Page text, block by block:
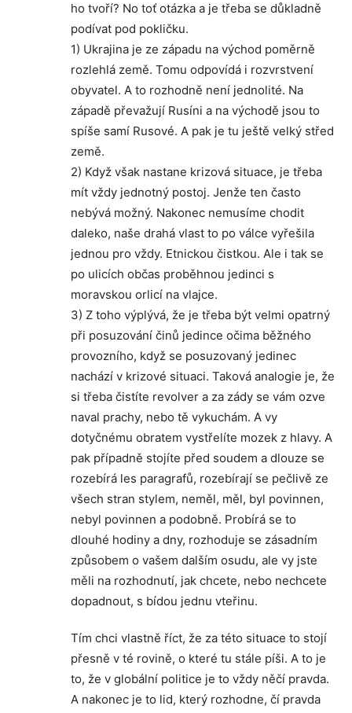
ho tvoří? No toť otázka a je třeba se důkladně
podívat pod pokličku.
1) Ukrajina je ze západu na východ poměrně
rozlehlá země. Tomu odpovídá i rozvrstvení
obyvatel. A to rozhodně není jednolité. Na
západě převažují Rusíni a na východě jsou to
spíše samí Rusové. A pak je tu ještě velký střed
země.
2) Když však nastane krizová situace, je třeba
mít vždy jednotný postoj. Jenže ten často
nebývá možný. Nakonec nemusíme chodit
daleko, naše drahá vlast to po válce vyřešila
jednou pro vždy. Etnickou čistkou. Ale i tak se
po ulicích občas proběhnou jedinci s
moravskou orlicí na vlajce.
3) Z toho výplývá, že je třeba být velmi opatrný
při posuzování činů jedince očima běžného
provozního, když se posuzovaný jedinec
nachází v krizové situaci. Taková analogie je, že
si třeba čistíte revolver a za zády se vám ozve
naval prachy, nebo tě vykuchám. A vy
dotyčnému obratem vystřelíte mozek z hlavy. A
pak případně stojíte před soudem a dlouze se
rozebírá les paragrafů, rozebírají se pečlivě ze
všech stran stylem, neměl, měl, byl povinnen,
nebyl povinnen a podobně. Probírá se to
dlouhé hodiny a dny, rozhoduje se zásadním
způsobem o vašem dalším osudu, ale vy jste
měli na rozhodnutí, jak chcete, nebo nechcete
dopadnout, s bídou jednu vteřinu.
Tím chci vlastně říct, že za této situace to stojí
přesně v té rovině, o které tu stále píši. A to je
to, že v globální politice je to vždy něčí pravda.
A nakonec je to lid, který rozhodne, čí pravda